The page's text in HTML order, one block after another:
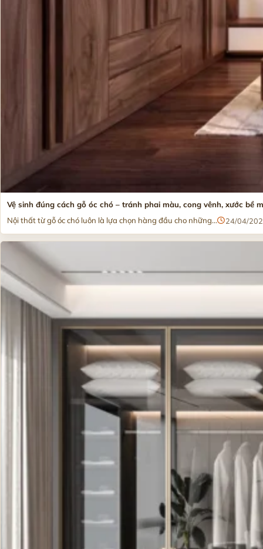
Vệ sinh đúng cách gỗ óc chó – tránh phai màu, cong vênh, xước bề
Nội thất từ gỗ óc chó luôn là lựa chọn hàng đầu cho những...
24/04/